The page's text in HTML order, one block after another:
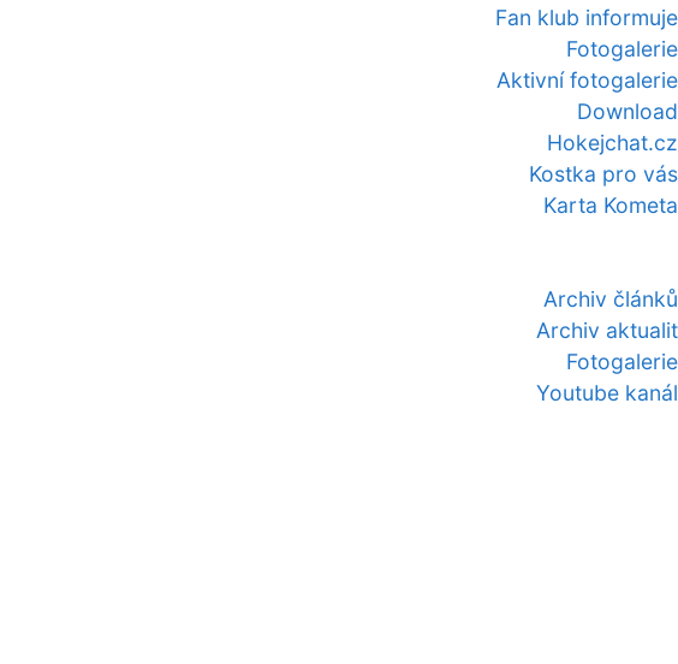
Fan klub informuje
Fotogalerie
Aktivní fotogalerie
Download
Hokejchat.cz
Kostka pro vás
Karta Kometa
Archiv článků
Archiv aktualit
Fotogalerie
Youtube kanál